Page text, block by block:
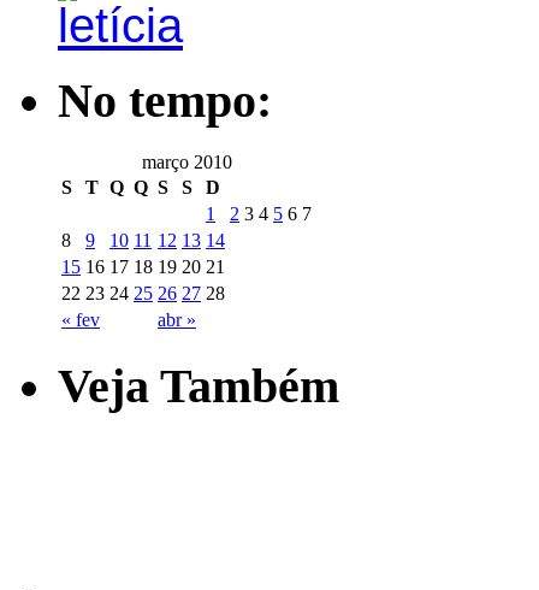
No tempo:
março 2010
S
T Q Q S S D
« fev abr »
1 2 3 4 5 6 7
8
9 10 11 12 13 14
15 16 17 18 19 20 21
22 23 24 25 26 27 28
Veja Também